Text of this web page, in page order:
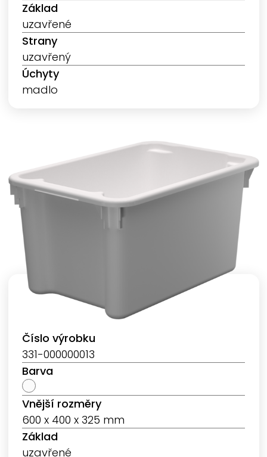
Základ
uzavřené
Strany
uzavřený
Úchyty
madlo
Číslo výrobku
331-000000013
Barva
Vnější rozměry
600 x 400 x 325 mm
Základ
uzavřené